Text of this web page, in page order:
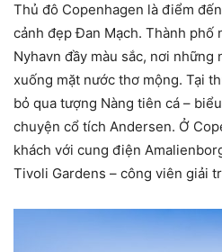
Thủ đô Copenhagen là điểm
cảnh đẹp Đan Mạch. Thành phố
Nyhavn đầy màu sắc, nơi
xuống mặt nước thơ mộng. Tại
bỏ qua tượng Nàng tiên cá –
chuyện cổ tích Andersen. Ở
khách với cung điện
Tivoli Gardens – công viên giải